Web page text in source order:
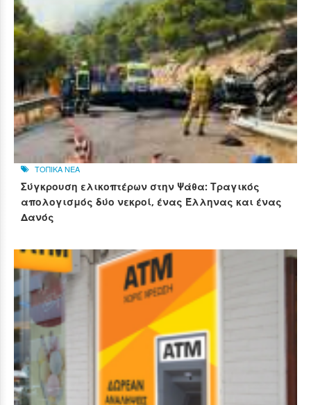
ΤΟΠΙΚΑ ΝΕΑ
Σύγκρουση ελικοπτέρων στην Ψάθα: Τραγικός
απολογισμός δύο νεκροί, ένας Έλληνας και ένας
Δανός